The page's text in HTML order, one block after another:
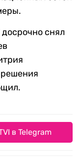
снял
в Telegram